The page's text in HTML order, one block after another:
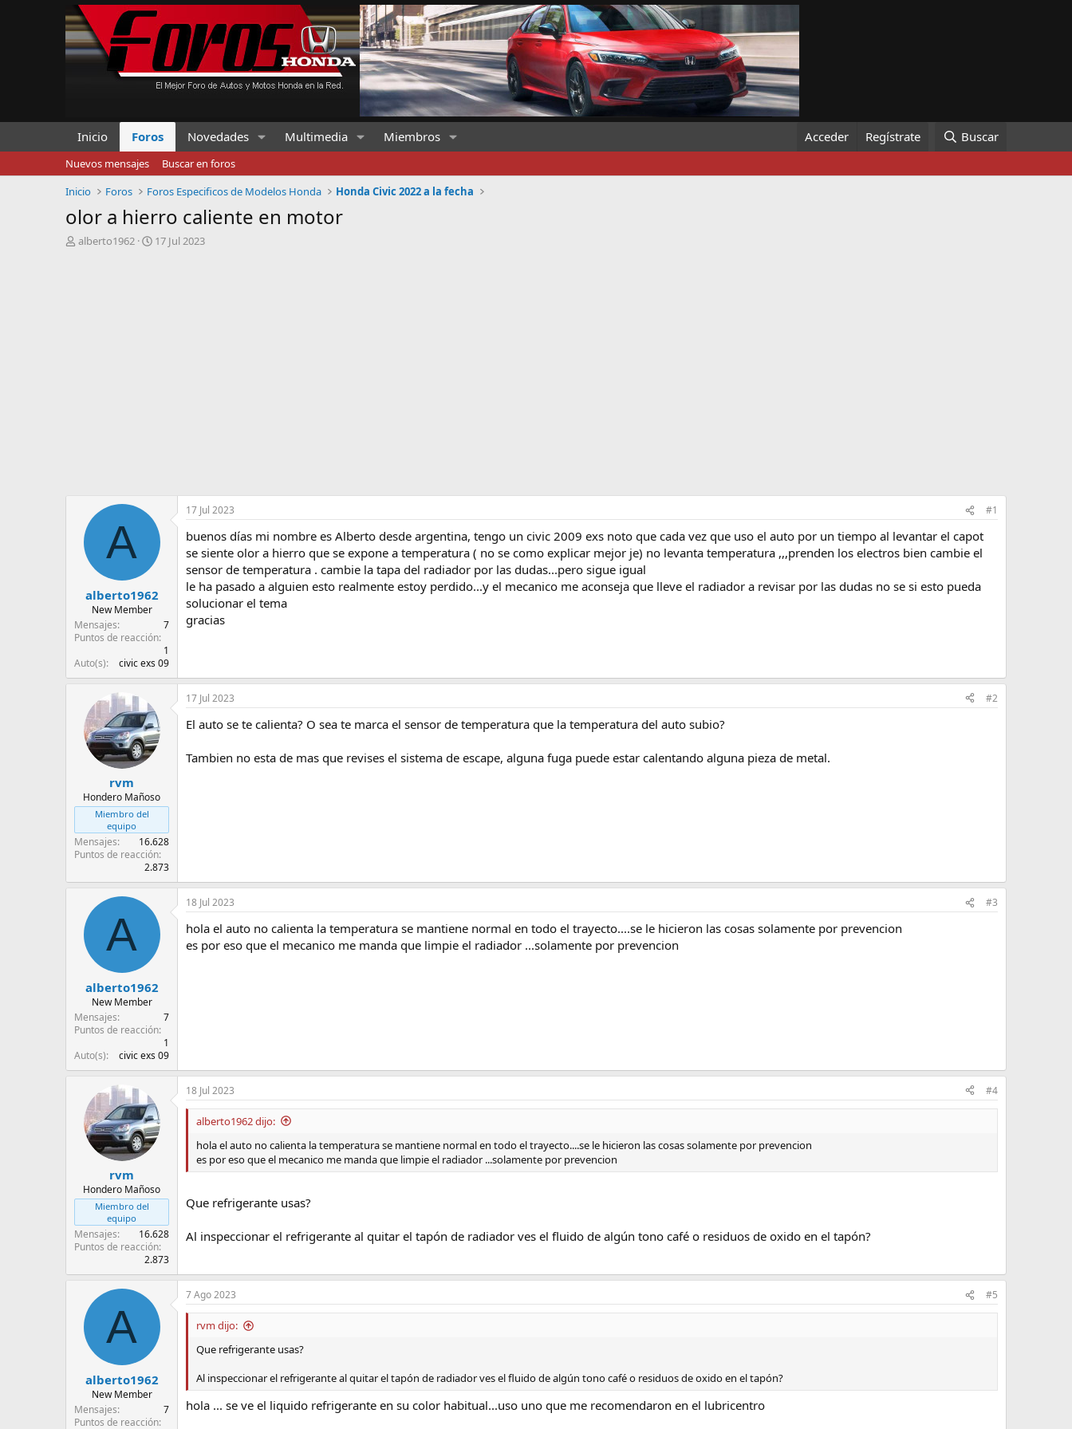
Inicio Foros Novedades Multimedia Miembros Acceder Regístrate Buscar
Nuevos mensajes
Buscar en foros
Inicio
Foros Foros Especificos de Modelos Honda Honda Civic 2022 a la fecha
olor a hierro caliente en motor
Ialberto1962
F17 Jul 2023
A
alberto1962
New Member
Mensajes
7
Puntos de reacción
1
Auto(s)
civic exs 09
17 Jul 2023 #1
buenos días mi nombre es Alberto desde argentina, tengo un civic 2009 exs noto que cada vez que uso el auto por un tiempo al levantar el capot
se siente olor a hierro que se expone a temperatura ( no se como explicar mejor je) no levanta temperatura ,,,prenden los electros bien cambie el
sensor de temperatura . cambie la tapa del radiador por las dudas...pero sigue igual
le ha pasado a alguien esto realmente estoy perdido...y el mecanico me aconseja que lleve el radiador a revisar por las dudas no se si esto pueda
solucionar el tema
gracias
rvm
Hondero Mañoso
Miembro del
equipo
Mensajes
16.628
Puntos de reacción
2.873
17 Jul 2023 #2
El auto se te calienta? O sea te marca el sensor de temperatura que la temperatura del auto subio?
Tambien no esta de mas que revises el sistema de escape, alguna fuga puede estar calentando alguna pieza de metal.
A
alberto1962
New Member
Mensajes
7
Puntos de reacción
1
Auto(s)
civic exs 09
18 Jul 2023 #3
hola el auto no calienta la temperatura se mantiene normal en todo el trayecto....se le hicieron las cosas solamente por prevencion
es por eso que el mecanico me manda que limpie el radiador ...solamente por prevencion
rvm
Hondero Mañoso
Miembro del
equipo
Mensajes
16.628
Puntos de reacción
2.873
18 Jul 2023 #4
alberto1962 dijo:
hola el auto no calienta la temperatura se mantiene normal en todo el trayecto....se le hicieron las cosas solamente por prevencion
es por eso que el mecanico me manda que limpie el radiador ...solamente por prevencion
Que refrigerante usas?
Al inspeccionar el refrigerante al quitar el tapón de radiador ves el fluido de algún tono café o residuos de oxido en el tapón?
A
alberto1962
New Member
Mensajes
7
Puntos de reacción
7 Ago 2023 #5
rvm dijo:
Que refrigerante usas?
Al inspeccionar el refrigerante al quitar el tapón de radiador ves el fluido de algún tono café o residuos de oxido en el tapón?
hola ... se ve el liquido refrigerante en su color habitual...uso uno que me recomendaron en el lubricentro